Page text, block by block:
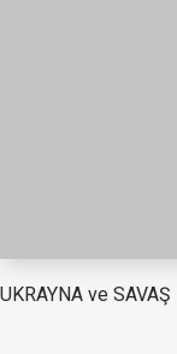
UKRAYNA ve SAVAŞ